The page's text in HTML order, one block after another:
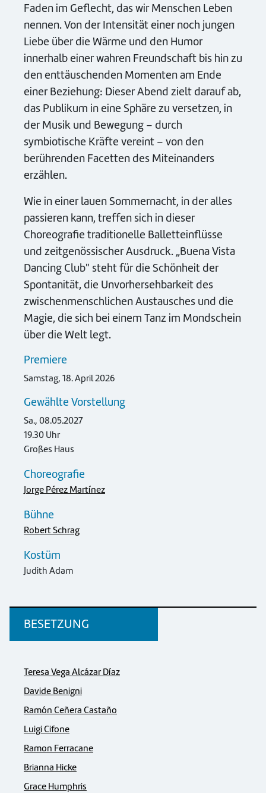
Faden im Geflecht, das wir Menschen Leben
nennen. Von der Intensität einer noch jungen
Liebe über die Wärme und den Humor
innerhalb einer wahren Freundschaft bis hin zu
den enttäuschenden Momenten am Ende
einer Beziehung: Dieser Abend zielt darauf ab,
das Publikum in eine Sphäre zu versetzen, in
der Musik und Bewegung – durch
symbiotische Kräfte vereint – von den
berührenden Facetten des Miteinanders
erzählen.
Wie in einer lauen Sommernacht, in der alles
passieren kann, treffen sich in dieser
Choreografie traditionelle Balletteinflüsse
und zeitgenössischer Ausdruck. „Buena Vista
Dancing Club" steht für die Schönheit der
Spontanität, die Unvorhersehbarkeit des
zwischenmenschlichen Austausches und die
Magie, die sich bei einem Tanz im Mondschein
über die Welt legt.
Premiere
Samstag, 18. April 2026
Gewählte Vorstellung
Sa., 08.05.2027
19.30 Uhr
Großes Haus
Choreografie
Jorge Pérez Martínez
Bühne
Robert Schrag
Kostüm
Judith Adam
BESETZUNG
Teresa Vega Alcázar Díaz
Davide Benigni
Ramón Ceñera Castaño
Luigi Cifone
Ramon Ferracane
Brianna Hicke
Grace Humphris